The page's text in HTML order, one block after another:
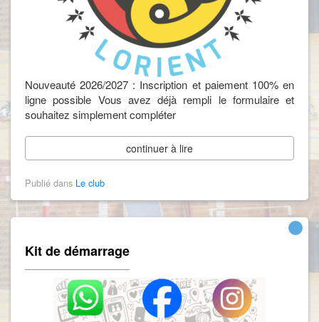
Nouveauté 2026/2027 : Inscription et paiement 100% en
ligne possible Vous avez déjà rempli le formulaire et
souhaitez simplement compléter
continuer à lire
Publié dans Le club
Kit de démarrage